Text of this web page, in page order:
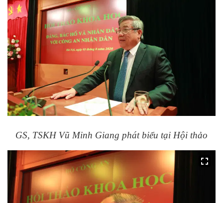
GS, TSKH Vũ Minh Giang phát biểu tại Hội thảo